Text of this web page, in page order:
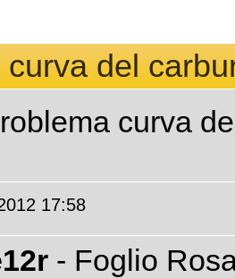
del
curva
17:58
- Foglio